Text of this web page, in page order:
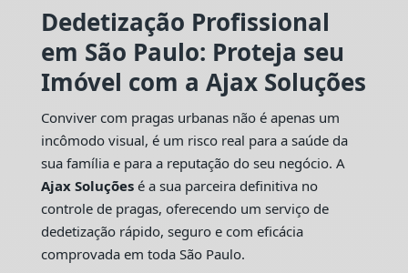
Dedetização Profissional
em São Paulo: Proteja seu
Imóvel com a Ajax Soluções
Conviver com pragas urbanas não é apenas um
incômodo visual, é um risco real para a saúde da
sua família e para a reputação do seu negócio. A
Ajax Soluçõesé a sua parceira definitiva no
controle de pragas, oferecendo um serviço de
dedetização rápido, seguro e com eficácia
comprovada em toda São Paulo.